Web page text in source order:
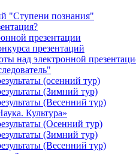
"Ступени познания"
презентации
презентаций
над электронной
(осенний тур)
(Зимний тур)
(Весенний тур)
Культура»
(Осенний тур)
(Зимний тур)
(Весенний тур)